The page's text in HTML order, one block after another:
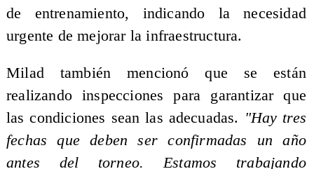
de entrenamiento, indicando la necesidad
urgente de mejorar la infraestructura.
Milad también mencionó que se están
realizando inspecciones para garantizar que
las condiciones sean las adecuadas. "Hay tres
fechas que deben ser confirmadas un año
antes del torneo. Estamos trabajando